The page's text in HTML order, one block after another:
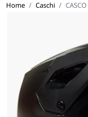
Home Caschi